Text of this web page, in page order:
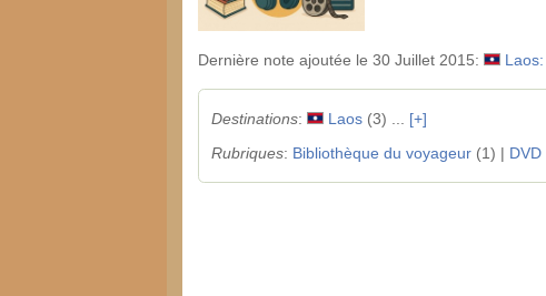
Dernière note ajoutée le 30 Juillet 2015:
Destinations: Laos(3) ... [+]
Rubriques: Bibliothèque du voyageur(1) | DVD